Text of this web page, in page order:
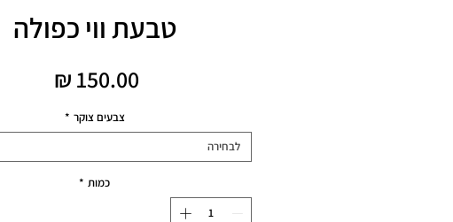
טבעת ווי כפולה
צבעים צוקר *
לבחירה
כמות *